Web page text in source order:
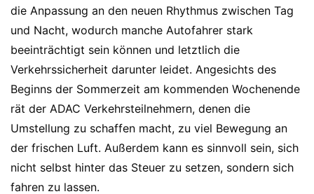
die Anpassung an den neuen Rhythmus zwischen Tag
und Nacht, wodurch manche Autofahrer stark
beeinträchtigt sein können und letztlich die
Verkehrssicherheit darunter leidet. Angesichts des
Beginns der Sommerzeit am kommenden Wochenende
rät der ADAC Verkehrsteilnehmern, denen die
Umstellung zu schaffen macht, zu viel Bewegung an
der frischen Luft. Außerdem kann es sinnvoll sein, sich
nicht selbst hinter das Steuer zu setzen, sondern sich
fahren zu lassen.